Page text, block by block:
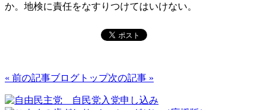
か。地検に責任をなすりつけてはいけない。
« 前の記事ブログトップ次の記事 »